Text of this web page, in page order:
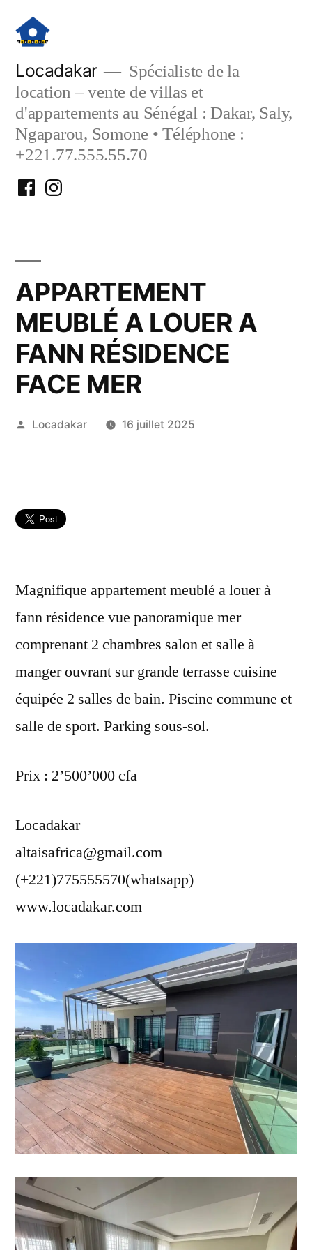
contenu
Locadakar
Spécialiste de la
location – vente de villas et
d'appartements au Sénégal : Dakar, Saly,
Ngaparou, Somone • Téléphone :
+221.77.555.55.70
FacebookInstagram
APPARTEMENT
MEUBLÉ A LOUER A
FANN RÉSIDENCE
FACE MER
Publié
Locadakar 16 juillet 2025
Magnifique appartement meublé a louer à
fann résidence vue panoramique mer
comprenant 2 chambres salon et salle à
manger ouvrant sur grande terrasse cuisine
équipée 2 salles de bain. Piscine commune et
salle de sport. Parking sous-sol.
Prix : 2’500’000 cfa
Locadakar
altaisafrica@gmail.com
(+221)775555570(whatsapp)
www.locadakar.com